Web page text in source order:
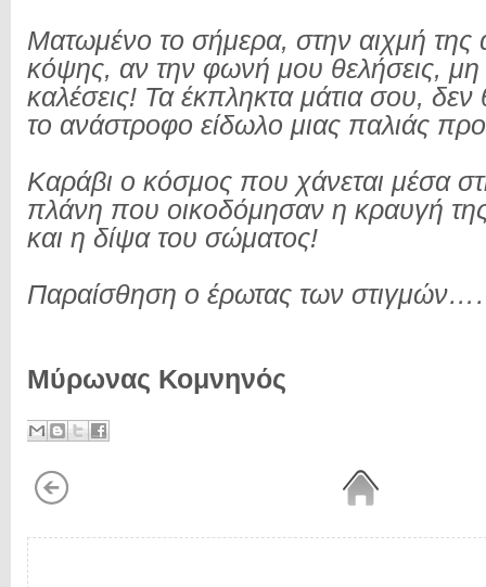
Ματωμένο το σήμερα, στην αιχμή της
κόψης, αν την φωνή μου θελήσεις, μη
καλέσεις! Τα έκπληκτα μάτια σου, δεν
το ανάστροφο είδωλο μιας παλιάς
Καράβι ο κόσμος που χάνεται μέσα
πλάνη που οικοδόμησαν η κραυγή
και η δίψα του σώματος!
Παραίσθηση ο έρωτας των
Μύρωνας Κομνηνός